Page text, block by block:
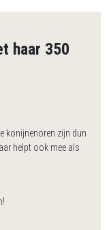
haar 350
konijnenoren zijn dun
helpt ook mee als